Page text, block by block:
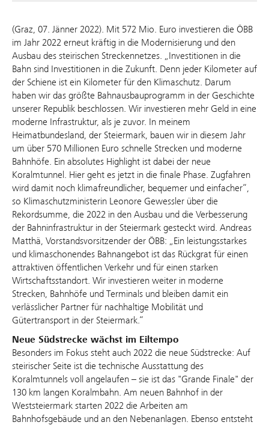
(Graz, 07. Jänner 2022). Mit 572 Mio. Euro investieren die ÖBB
im Jahr 2022 erneut kräftig in die Modernisierung und den
Ausbau des steirischen Streckennetzes. „Investitionen in die
Bahn sind Investitionen in die Zukunft. Denn jeder Kilometer auf
der Schiene ist ein Kilometer für den Klimaschutz. Darum
haben wir das größte Bahnausbauprogramm in der Geschichte
unserer Republik beschlossen. Wir investieren mehr Geld in eine
moderne Infrastruktur, als je zuvor. In meinem
Heimatbundesland, der Steiermark, bauen wir in diesem Jahr
um über 570 Millionen Euro schnelle Strecken und moderne
Bahnhöfe. Ein absolutes Highlight ist dabei der neue
Koralmtunnel. Hier geht es jetzt in die finale Phase. Zugfahren
wird damit noch klimafreundlicher, bequemer und einfacher“,
so Klimaschutzministerin Leonore Gewessler über die
Rekordsumme, die 2022 in den Ausbau und die Verbesserung
der Bahninfrastruktur in der Steiermark gesteckt wird. Andreas
Matthä, Vorstandsvorsitzender der ÖBB: „Ein leistungsstarkes
und klimaschonendes Bahnangebot ist das Rückgrat für einen
attraktiven öffentlichen Verkehr und für einen starken
Wirtschaftsstandort. Wir investieren weiter in moderne
Strecken, Bahnhöfe und Terminals und bleiben damit ein
verlässlicher Partner für nachhaltige Mobilität und
Gütertransport in der Steiermark.“
Neue Südstrecke wächst im Eiltempo
Besonders im Fokus steht auch 2022 die neue Südstrecke: Auf
steirischer Seite ist die technische Ausstattung des
Koralmtunnels voll angelaufen – sie ist das "Grande Finale" der
130 km langen Koralmbahn. Am neuen Bahnhof in der
Weststeiermark starten 2022 die Arbeiten am
Bahnhofsgebäude und an den Nebenanlagen. Ebenso entsteht